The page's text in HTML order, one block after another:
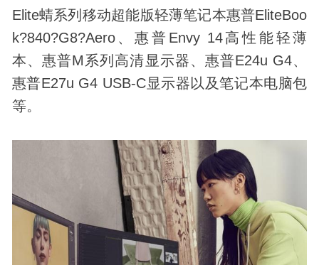
Elite蜻系列移动超能版轻薄笔记本惠普EliteBoo
k?840?G8?Aero、惠普Envy 14高性能轻薄
本、惠普M系列高清显示器、惠普E24u G4、
惠普E27u G4 USB-C显示器以及笔记本电脑包
等。